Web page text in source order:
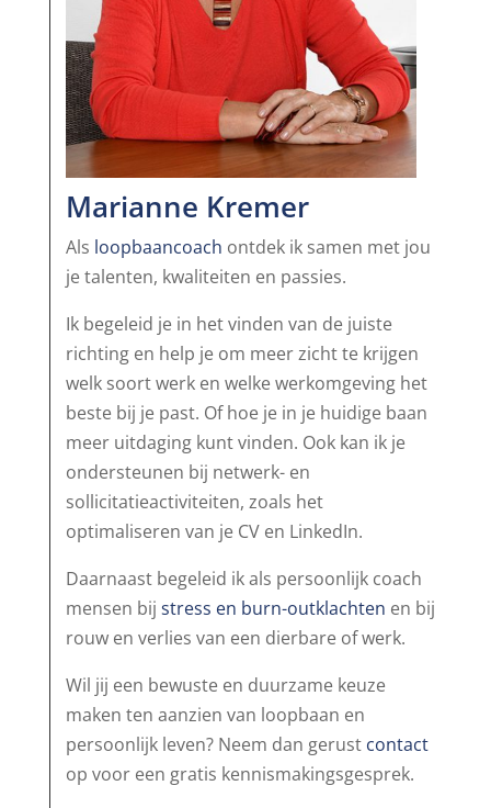
Marianne Kremer
Als loopbaancoach ontdek ik samen met jou
je talenten, kwaliteiten en passies.
Ik begeleid je in het vinden van de juiste
richting en help je om meer zicht te krijgen
welk soort werk en welke werkomgeving het
beste bij je past. Of hoe je in je huidige baan
meer uitdaging kunt vinden. Ook kan ik je
ondersteunen bij netwerk- en
sollicitatieactiviteiten, zoals het
optimaliseren van je CV en LinkedIn.
Daarnaast begeleid ik als persoonlijk coach
mensen bij stress en burn-outklachten en bij
rouw en verlies van een dierbare of werk.
Wil jij een bewuste en duurzame keuze
maken ten aanzien van loopbaan en
persoonlijk leven? Neem dan gerust contact
op voor een gratis kennismakingsgesprek.